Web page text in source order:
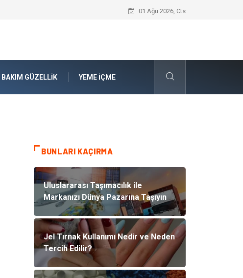
Rss3 ile Otomotiv ve Lastik
01 Ağu 2026, Cts
BAKIM GÜZELLIK YEME İÇME
BUNLARI KAÇIRMA
Uluslararası Taşımacılık ile
Markanızı Dünya Pazarına Taşıyın
Jel Tırnak Kullanımı Nedir ve Neden
Tercih Edilir?